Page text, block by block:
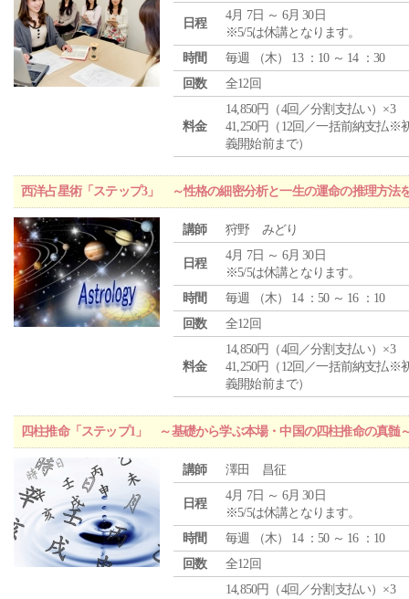
日程
4月 7日 ～ 6月 30日
※5/5は休講となります。
時間
毎週 （木） 13 ：10 ～ 14 ：30
回数
全12回
料金
14,850円（4回／分割支払い）×3
41,250円（12回／一括前納支払※
義開始前まで）
西洋占星術「ステップ3」 ～性格の細密分析と一生の運命の推理方法
講師 狩野 みどり
日程
4月 7日 ～ 6月 30日
※5/5は休講となります。
時間
毎週 （木） 14 ：50 ～ 16 ：10
回数
全12回
料金
14,850円（4回／分割支払い）×3
41,250円（12回／一括前納支払※
義開始前まで）
四柱推命「ステップ1」 ～基礎から学ぶ本場・中国の四柱推命の真髄
講師 澤田 昌征
日程
4月 7日 ～ 6月 30日
※5/5は休講となります。
時間
毎週 （木） 14 ：50 ～ 16 ：10
回数
全12回
14,850円（4回／分割支払い）×3